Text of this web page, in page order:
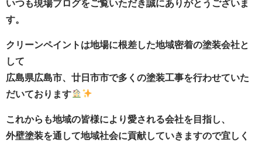
いつも現場ブログをご覧いただき誠にありがとうございま
す。
クリーンペイントは地場に根差した地域密着の塗装会社と
して
広島県広島市、廿日市市で多くの塗装工事を行わせていた
だいております
これからも地域の皆様により愛される会社を目指し、
外壁塗装を通して地域社会に貢献していきますので宜しく